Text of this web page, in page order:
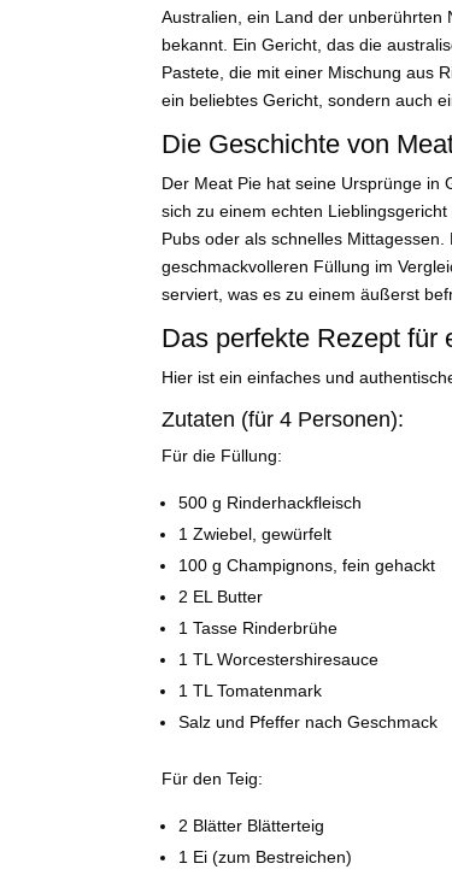
Australien, ein Land der unberührten
bekannt. Ein Gericht, das die
Pastete, die mit einer Mischung aus
ein beliebtes Gericht, sondern auch
Die Geschichte von
Der Meat Pie hat seine Ursprünge in
sich zu einem echten
Pubs oder als schnelles
geschmackvolleren Füllung im
serviert, was es zu einem äußerst
Das perfekte Rezept für
Hier ist ein einfaches und
Zutaten (für 4 Personen):
Für die Füllung:
500 g Rinderhackfleisch
1 Zwiebel, gewürfelt
100 g Champignons, fein gehackt
2 EL Butter
1 Tasse Rinderbrühe
1 TL Worcestershiresauce
1 TL Tomatenmark
Salz und Pfeffer nach Geschmack
Für den Teig:
2 Blätter Blätterteig
1 Ei (zum Bestreichen)